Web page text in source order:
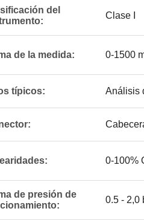
del
Clase I
de la medida: 0-1500
típicos: Análisis
0-100%
de presión de
0.5 - 2,0